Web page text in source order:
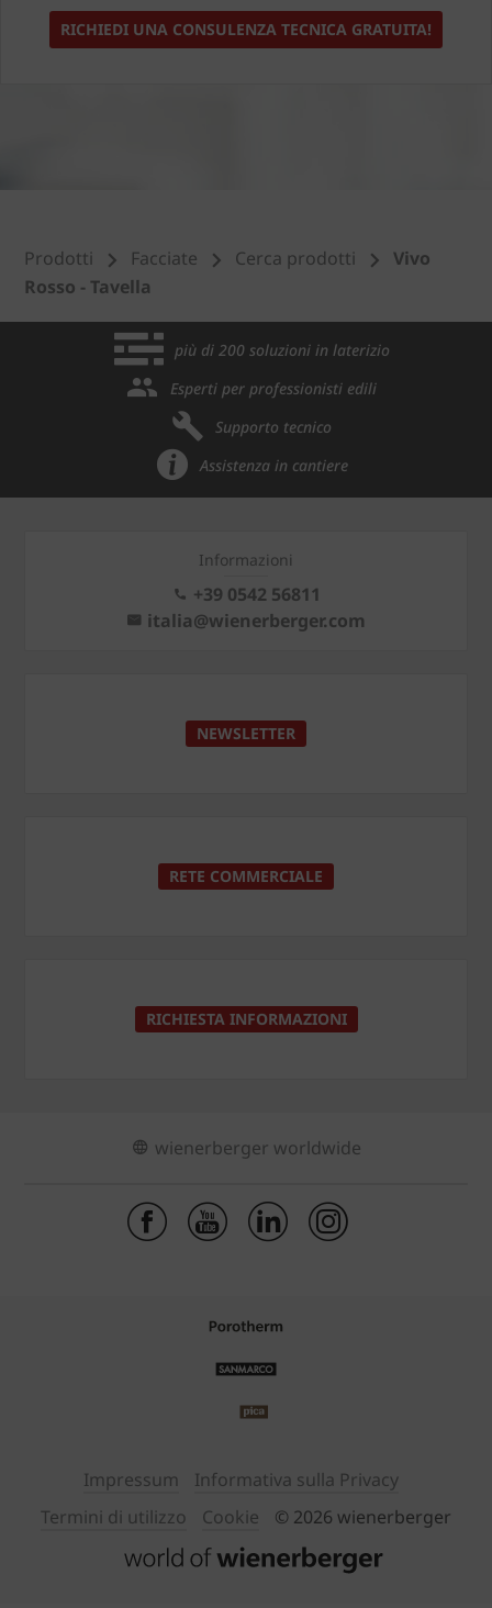
RICHIEDI UNA CONSULENZA TECNICA GRATUITA!
Prodotti Facciate Cerca prodotti
Vivo
Rosso - Tavella
più di 200 soluzioni in laterizio
Esperti per professionisti edili
Supporto tecnico
Assistenza in cantiere
Informazioni
+39 0542 56811
italia@wienerberger.com
NEWSLETTER
RETE COMMERCIALE
RICHIESTA INFORMAZIONI
wienerberger worldwide
Impressum
Informativa sulla Privacy
Termini di utilizzo
Cookie © 2026 wienerberger